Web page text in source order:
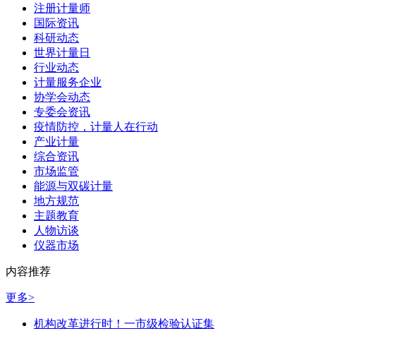
注册计量师
国际资讯
科研动态
世界计量日
行业动态
计量服务企业
协学会动态
专委会资讯
疫情防控，计量人在行动
产业计量
综合资讯
市场监管
能源与双碳计量
地方规范
主题教育
人物访谈
仪器市场
内容推荐
更多>
机构改革进行时！一市级检验认证集